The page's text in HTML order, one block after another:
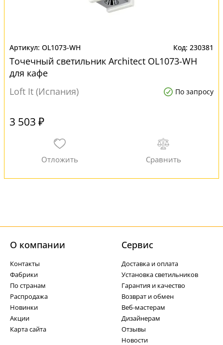
OL1073-WН 230381
Точечный светильник Architect OL1073-WН
для кафе
Loft It (Испания)
По запросу
3 503 ₽
О компании
Контакты
Фабрики
По странам
Распродажа
Новинки
Акции
Карта сайта
Cервис
Доставка и оплата
Установка светильников
Гарантия и качество
Возврат и обмен
Веб-мастерам
Дизайнерам
Отзывы
Новости